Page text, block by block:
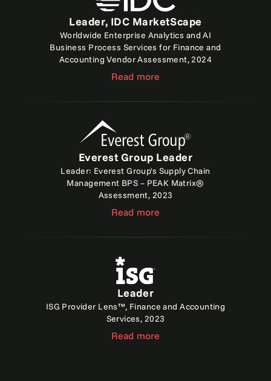
Leader, IDC MarketScape
Worldwide Enterprise Analytics and AI
Business Process Services for Finance and
Accounting Vendor Assessment, 2024
Read more
Everest Group Leader
Leader: Everest Group's Supply Chain
Management BPS – PEAK Matrix®
Assessment, 2023
Read more
Leader
ISG Provider Lens™, Finance and Accounting
Services, 2023
Read more